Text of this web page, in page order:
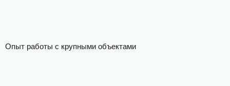
Опыт работы с крупными объектами